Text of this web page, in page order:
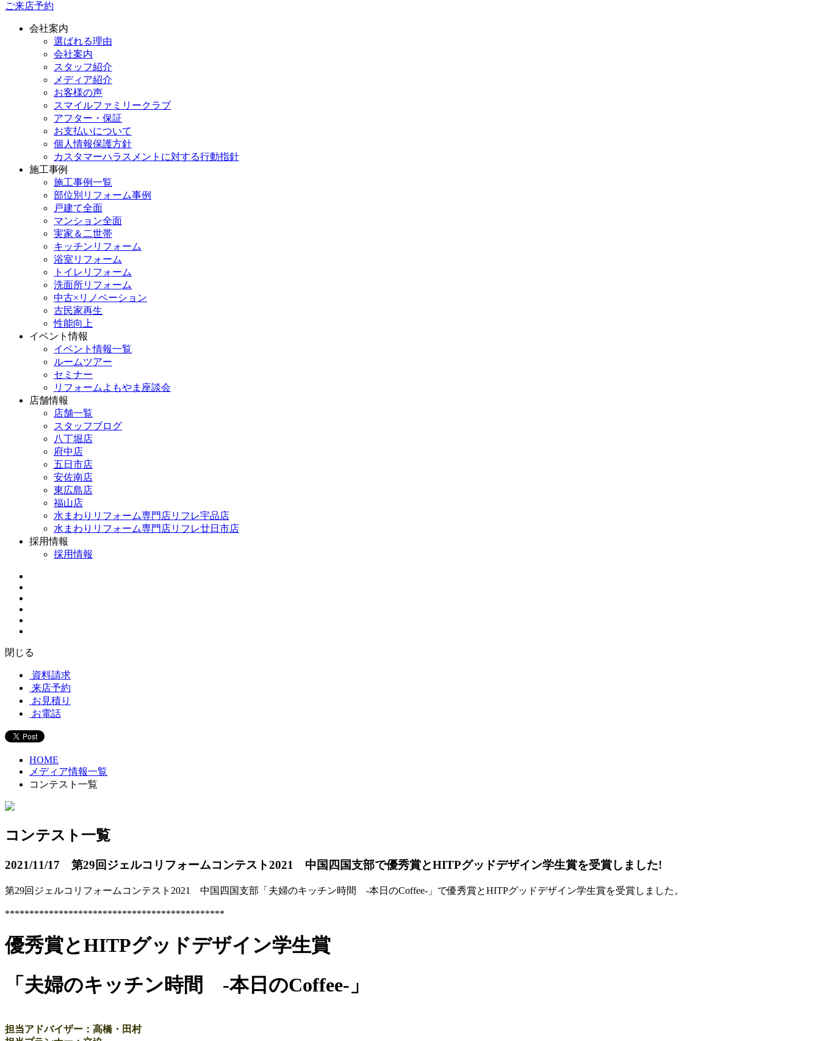
ご来店予約
会社案内
選ばれる理由
会社案内
スタッフ紹介
メディア紹介
お客様の声
スマイルファミリークラブ
アフター・保証
お支払いについて
個人情報保護方針
カスタマーハラスメントに対する行動指針
施工事例
施工事例一覧
部位別リフォーム事例
戸建て全面
マンション全面
実家＆二世帯
キッチンリフォーム
浴室リフォーム
トイレリフォーム
洗面所リフォーム
中古×リノベーション
古民家再生
性能向上
イベント情報
イベント情報一覧
ルームツアー
セミナー
リフォームよもやま座談会
店舗情報
店舗一覧
スタッフブログ
八丁堀店
府中店
五日市店
安佐南店
東広島店
福山店
水まわりリフォーム専門店リフレ宇品店
水まわりリフォーム専門店リフレ廿日市店
採用情報
採用情報
閉じる
資料請求
来店予約
お見積り
お電話
HOME
メディア情報一覧
コンテスト一覧
コンテスト一覧
2021/11/17 第29回ジェルコリフォームコンテスト2021 中国四国支部で優秀賞とHITPグッドデザイン学生賞を受賞しました!
第29回ジェルコリフォームコンテスト2021 中国四国支部「夫婦のキッチン時間 -本日のCoffee‐」で優秀賞とHITPグッドデザイン学生賞を受賞しました。
*********************************************
優秀賞とHITPグッドデザイン学生賞
「夫婦のキッチン時間 -本日のCoffee‐」
担当アドバイザー：高橋・田村